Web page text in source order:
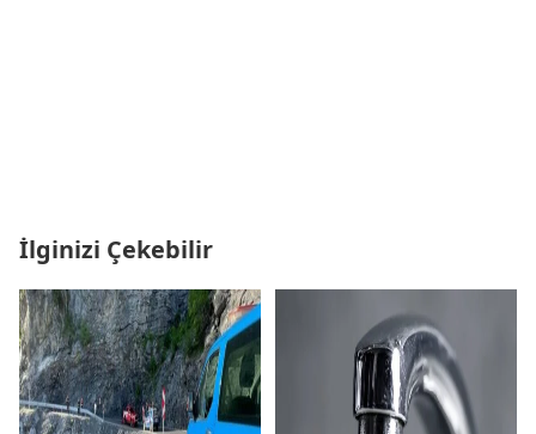
İlginizi Çekebilir